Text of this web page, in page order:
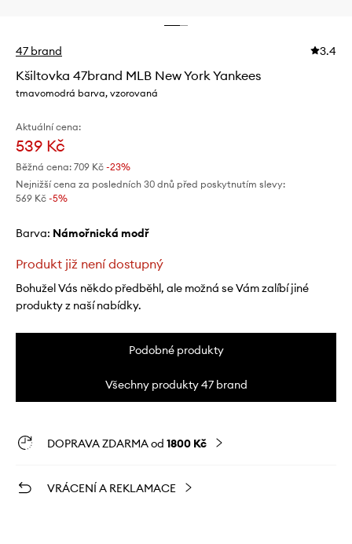
47 brand 3.4
Kšiltovka 47brand MLB New York Yankees
tmavomodrá barva, vzorovaná
Aktuální cena:
539 Kč
Běžná cena: 709 Kč -23%
Nejnižší cena za posledních 30 dnů před poskytnutím slevy:
569 Kč -5%
Barva: námořnická modř
Produkt již není dostupný
Bohužel Vás někdo předběhl, ale možná se Vám zalíbí jiné
produkty z naší nabídky.
Podobné produkty
Všechny produkty 47 brand
DOPRAVA ZDARMA od 1800 Kč
VRÁCENÍ A REKLAMACE